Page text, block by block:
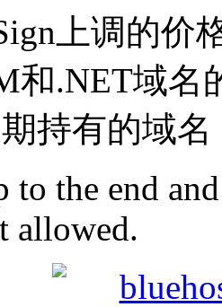
上调的价
和.NET域
持有的域
to the end
allowed.